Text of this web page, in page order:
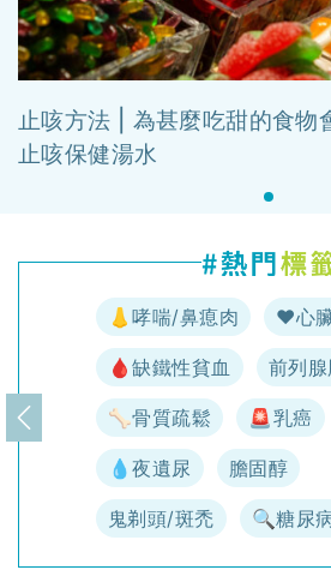
止咳方法 | 為甚麼吃甜的食物
止咳保健湯水
👃哮喘/鼻瘜肉 ♥️心
🩸缺鐵性貧血 前列
🦴骨質疏鬆 🚨乳癌
💧夜遺尿 膽固醇
鬼剃頭/斑禿 🔍糖尿
上一頁